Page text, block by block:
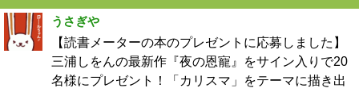
うさぎや
【読書メーターの本のプレゼントに応募しました】
三浦しをんの最新作『夜の恩寵』をサイン入りで20
名様にプレゼント！「カリスマ」をテーマに描き出